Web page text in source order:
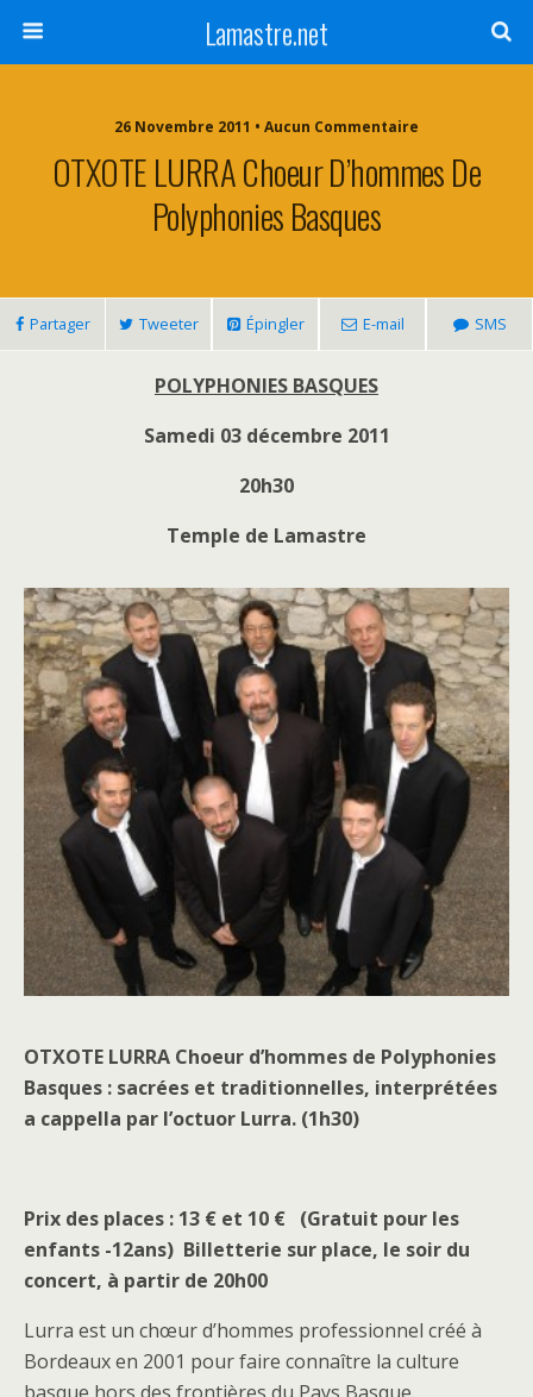
Lamastre.net
26 Novembre 2011 • Aucun Commentaire
OTXOTE LURRA Choeur D’hommes De
Polyphonies Basques
Partager Tweeter Épingler E-mail SMS
POLYPHONIES BASQUES
Samedi 03 décembre 2011
20h30
Temple de Lamastre
OTXOTE LURRA Choeur d’hommes de Polyphonies
Basques : sacrées et traditionnelles, interprétées
a cappella par l’octuor Lurra. (1h30)
Prix des places : 13 € et 10 € (Gratuit pour les
enfants -12ans) Billetterie sur place, le soir du
concert, à partir de 20h00
Lurra est un chœur d’hommes professionnel créé à
Bordeaux en 2001 pour faire connaître la culture